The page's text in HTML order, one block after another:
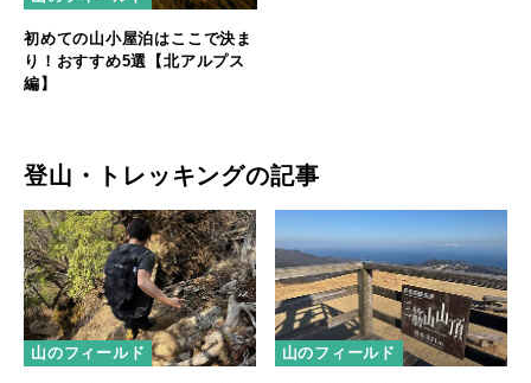
初めての山小屋泊はここで決ま
り！おすすめ5選【北アルプス
編】
登山・トレッキングの記事
山のフィールド 山のフィールド